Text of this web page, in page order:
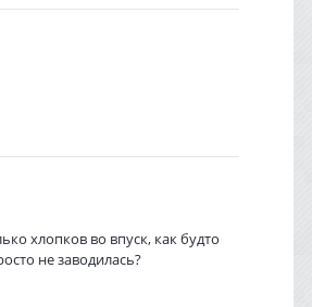
хлопков во впуск, как будто
не заводилась?